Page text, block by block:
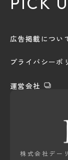
広告掲載につい
プライバシーポ
運営会社
株式会社デー